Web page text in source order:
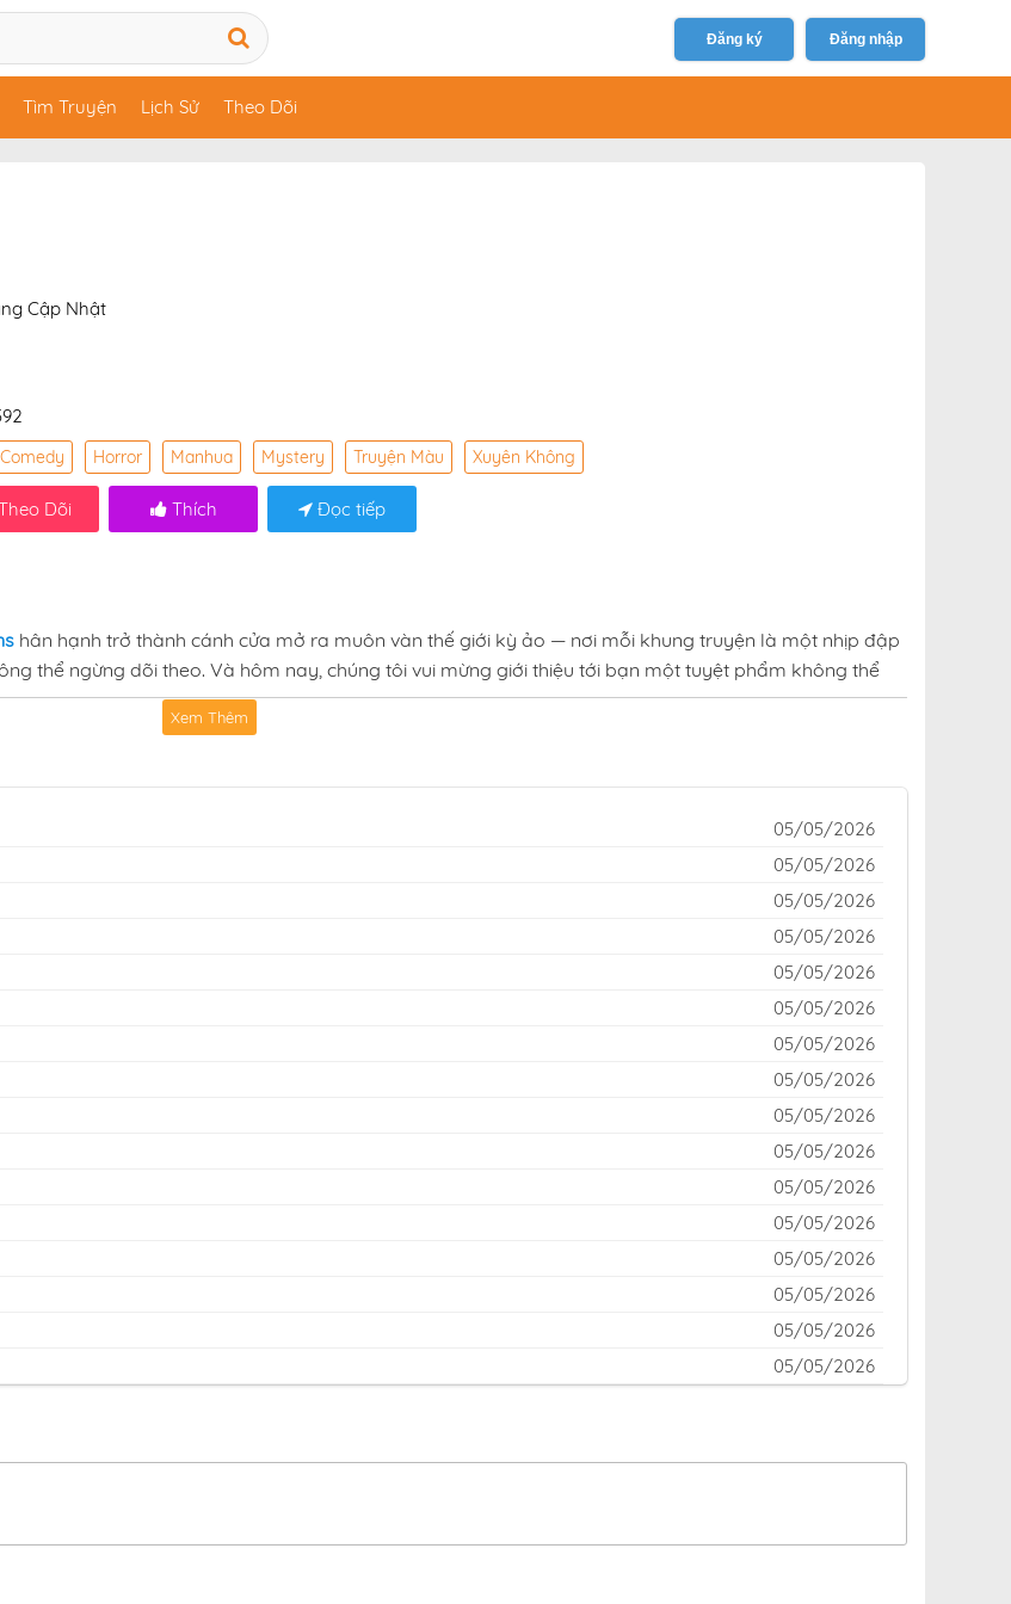
Đăng ký Đăng nhập
Tìm Truyện Lịch Sử Theo Dõi
Cập Nhật
Comedy Horror Manhua Mystery Truyện Màu Xuyên Không
Dõi Thích Đọc tiếp
hân hạnh trở thành cánh cửa mở ra muôn vàn thế giới kỳ ảo — nơi mỗi khung truyện là một nhịp đập
thể ngừng dõi theo. Và hôm nay, chúng tôi vui mừng giới thiệu tới bạn một tuyệt phẩm không thể
động mãn nhãn, giả tưởng kỳ bí, lãng mạn ngọt ngào hay kinh dị rợn tóc gáy — đều được cập nhật
truyện Đại Chu Tiên Lại tại fastscans miễn phí
Xem Thêm
05/05/2026
05/05/2026
05/05/2026
05/05/2026
05/05/2026
05/05/2026
05/05/2026
05/05/2026
05/05/2026
05/05/2026
05/05/2026
05/05/2026
05/05/2026
05/05/2026
05/05/2026
05/05/2026
05/05/2026